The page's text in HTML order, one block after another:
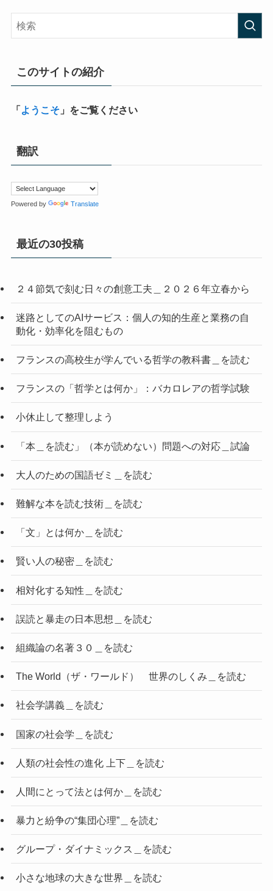
このサイトの紹介
「 ようこそ」をご覧ください
翻訳
Powered by Translate
最近の30投稿
２４節気で刻む日々の創意工夫＿２０２６年立春から
迷路としてのAIサービス：個人の知的生産と業務の自
動化・効率化を阻むもの
フランスの高校生が学んでいる哲学の教科書＿を読む
フランスの「哲学とは何か」：バカロレアの哲学試験
小休止して整理しよう
「本＿を読む」（本が読めない）問題への対応＿試論
大人のための国語ゼミ＿を読む
難解な本を読む技術＿を読む
「文」とは何か＿を読む
賢い人の秘密＿を読む
相対化する知性＿を読む
誤読と暴走の日本思想＿を読む
組織論の名著３０＿を読む
The World（ザ・ワールド） 世界のしくみ＿を読む
社会学講義＿を読む
国家の社会学＿を読む
人類の社会性の進化 上下＿を読む
人間にとって法とは何か＿を読む
暴力と紛争の“集団心理”＿を読む
グループ・ダイナミックス＿を読む
小さな地球の大きな世界＿を読む